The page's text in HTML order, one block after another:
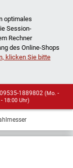
optimales
Session-
Rechner
des Online-Shops
klicken Sie bitte
1889802(Mo. -
18:00 Uhr)
auch an